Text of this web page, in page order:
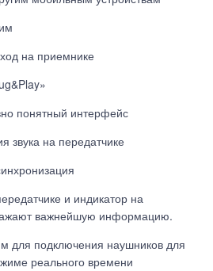
на приемнике
понятный интерфейс
звука на передатчике
и индикатор на
важнейшую информацию.
для подключения наушников для
реального времени